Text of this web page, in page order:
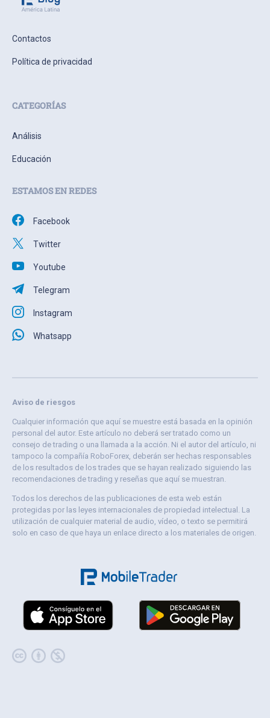
Contactos
Política de privacidad
CATEGORÍAS
Análisis
Educación
ESTAMOS EN REDES
Facebook
Twitter
Youtube
Telegram
Instagram
Whatsapp
Aviso de riesgos
Cualquier información que aquí se muestre está basada en la opinión
personal del autor. Este artículo no deberá ser tratado como un
consejo de trading o una llamada a la acción. Ni el autor del artículo, ni
tampoco la compañía RoboForex, deberán ser hechas responsables
de los resultados de los trades que se hayan realizado siguiendo las
recomendaciones de trading y reseñas que aquí se muestran.
Todos los derechos de las publicaciones de esta web están
protegidas por las leyes internacionales de propiedad intelectual. La
utilización de cualquier material de audio, vídeo, o texto se permitirá
solo en caso de que haya un enlace directo a los materiales de origen.